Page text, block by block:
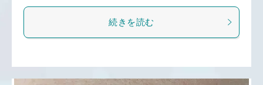
続きを読む